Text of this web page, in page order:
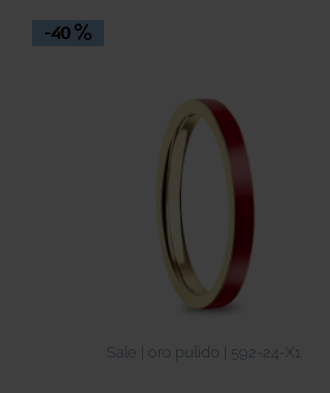
-40
Sale | oro pulido | 592-24-X1